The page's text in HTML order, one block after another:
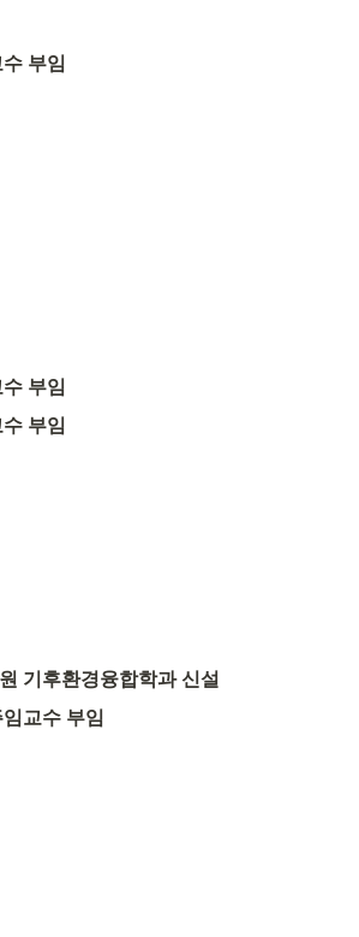
부임
부임
부임
기후환경융합학과 신설
교수 부임